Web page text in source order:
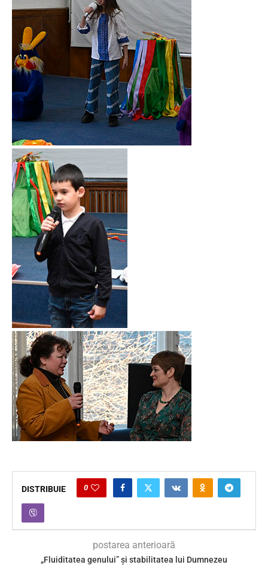
DISTRIBUIE 0
postarea anterioară
„Fluiditatea genului” și stabilitatea lui Dumnezeu